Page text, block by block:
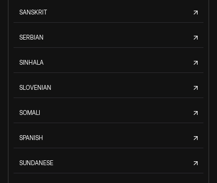
SANSKRIT
SERBIAN
SINHALA
SLOVENIAN
SOMALI
SPANISH
SUNDANESE